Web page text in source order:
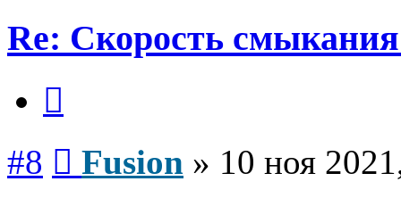
Re: Скорость
#8 Fusion » 10 ноя